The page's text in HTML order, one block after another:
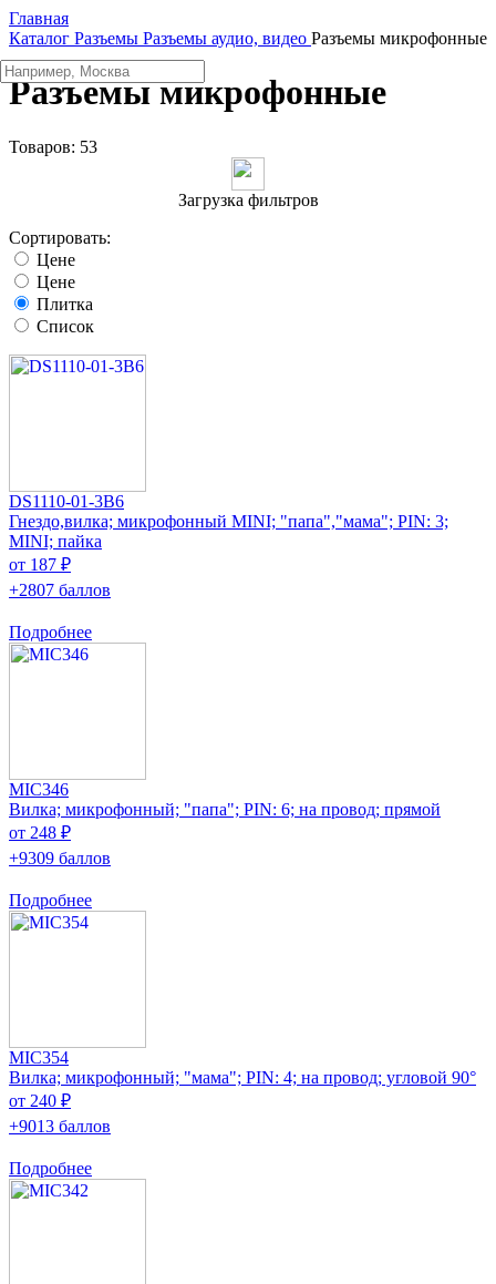
Главная
Каталог Разъeмы Разъeмы аудио, видео Разъeмы микрофонные
Разъeмы микрофонные
Товаров: 53
Загрузка фильтров
Сортировать:
Цене
Цене
Плитка
Список
DS1110-01-3B6
Гнездо,вилка; микрофонный MINI; "папа","мама"; PIN: 3;
MINI; пайка
от 187 ₽
+2807 баллов
Подробнее
MIC346
Вилка; микрофонный; "папа"; PIN: 6; на провод; прямой
от 248 ₽
+9309 баллов
Подробнее
MIC354
Вилка; микрофонный; "мама"; PIN: 4; на провод; угловой 90°
от 240 ₽
+9013 баллов
Подробнее